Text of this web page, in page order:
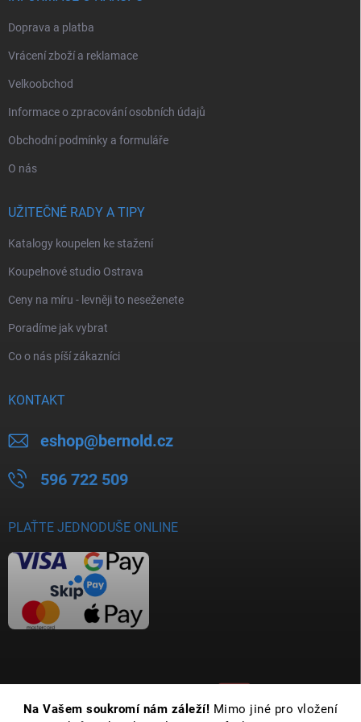
Na Vašem soukromí nám záleží! Mimo jiné pro vložení
Doprava a platba
Vrácení zboží a reklamace
Velkoobchod
Informace o zpracování osobních údajů
Obchodní podmínky a formuláře
O nás
UŽITEČNÉ RADY A TIPY
Katalogy koupelen ke stažení
Koupelnové studio Ostrava
Ceny na míru - levněji to neseženete
Poradíme jak vybrat
Co o nás píší zákazníci
KONTAKT
eshop@bernold.cz
596 722 509
PLAŤTE JEDNODUŠE ONLINE